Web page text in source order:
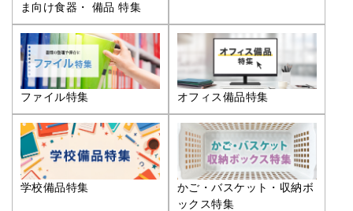
ま向け食器・ 備品 特集
ファイル特集 オフィス備品特集
学校備品特集
かご・バスケット・収納ボ
ックス特集